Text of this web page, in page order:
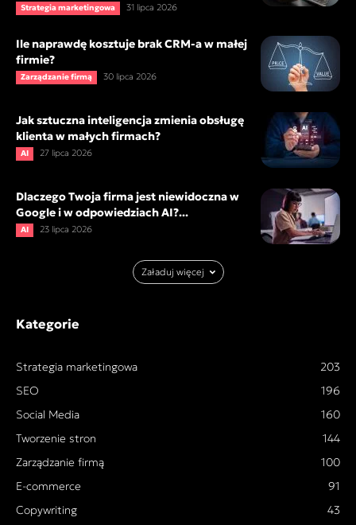
Strategia marketingowa 31 lipca 2026
Ile naprawdę kosztuje brak CRM-a w małej
firmie?
Zarządzanie firmą 30 lipca 2026
Jak sztuczna inteligencja zmienia obsługę
klienta w małych firmach?
AI 27 lipca 2026
Dlaczego Twoja firma jest niewidoczna w
Google i w odpowiedziach AI?...
AI 23 lipca 2026
Załaduj więcej
Kategorie
Strategia marketingowa
203
SEO
196
Social Media
160
Tworzenie stron
144
Zarządzanie firmą
100
E-commerce
91
Copywriting
43